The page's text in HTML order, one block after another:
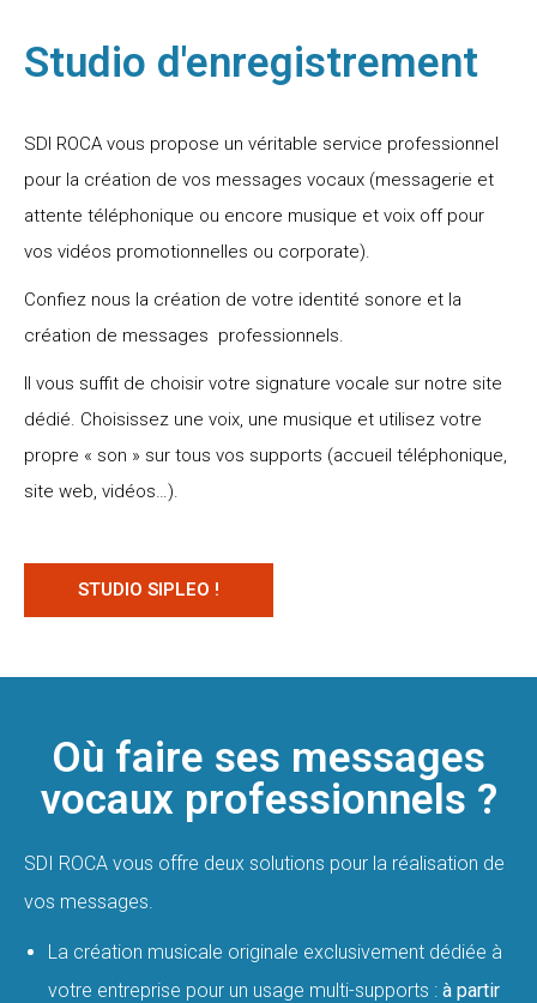
Studio d'enregistrement
SDI ROCA vous propose un véritable service professionnel
pour la création de vos messages vocaux (messagerie et
attente téléphonique ou encore musique et voix off pour
vos vidéos promotionnelles ou corporate).
Confiez nous la création de votre identité sonore et la
création de messages professionnels.
Il vous suffit de choisir votre signature vocale sur notre site
dédié. Choisissez une voix, une musique et utilisez votre
propre « son » sur tous vos supports (accueil téléphonique,
site web, vidéos…).
STUDIO SIPLEO !
Où faire ses messages
vocaux professionnels ?
SDI ROCA vous offre deux solutions pour la réalisation de
vos messages.
La création musicale originale exclusivement dédiée à
votre entreprise pour un usage multi-supports : à partir